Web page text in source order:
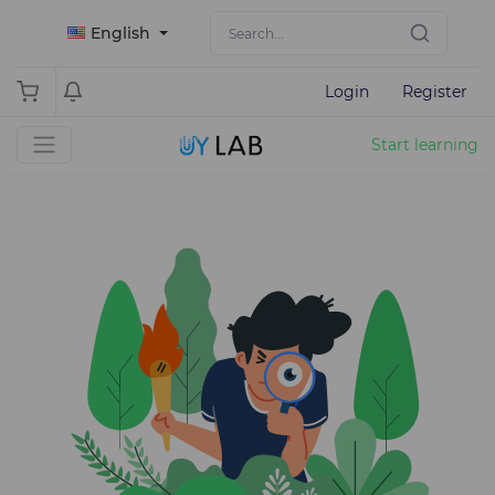
English
Login Register
Start learning